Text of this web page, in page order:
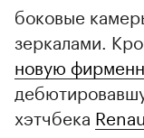
боковые
зеркалами.
новую
хэтчбека